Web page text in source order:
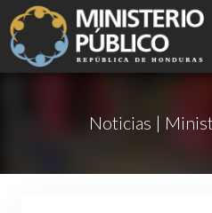
Noticias |